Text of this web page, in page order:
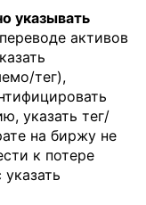
указывать
активов
тег),
указать тег/
на биржу не
к потере